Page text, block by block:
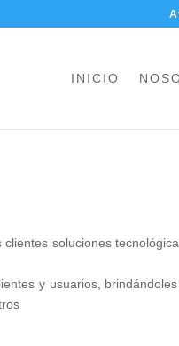
INICIO
soluciones
y usuarios,